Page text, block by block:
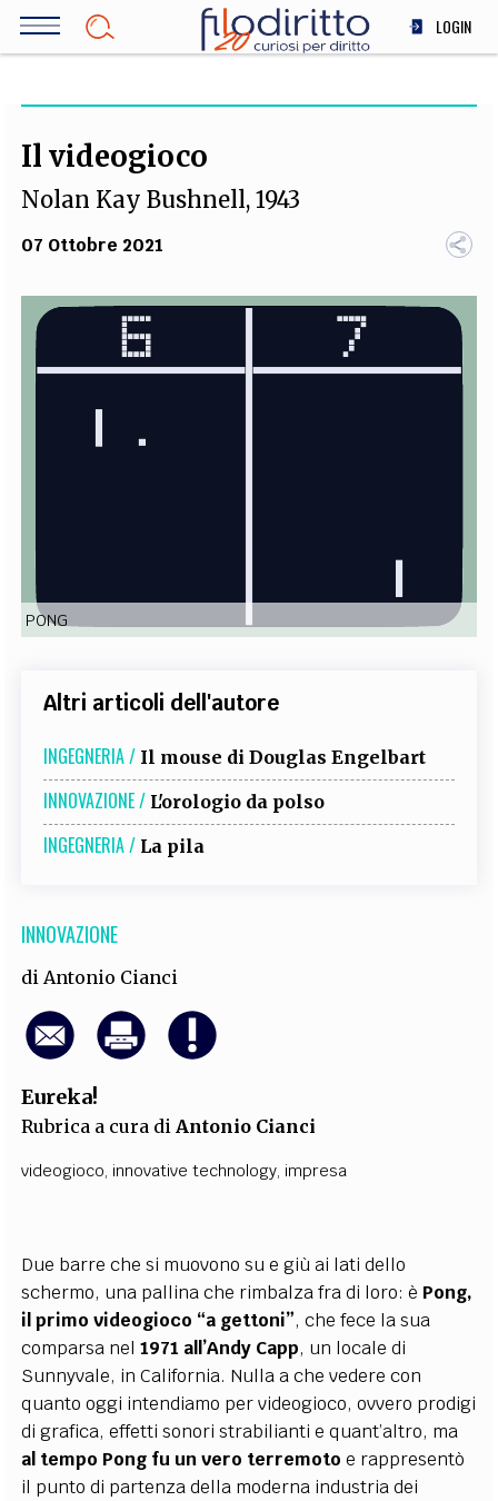
Salta
LOGIN
MEDICINA
SCIENZA
ALTRO
REDAZIONE
CONTATTI
SOCIAL MEDIA
Il videogioco
Nolan Kay Bushnell, 1943
07 Ottobre 2021
PONG
Altri articoli dell'autore
INGEGNERIA / Il mouse di Douglas Engelbart
INNOVAZIONE / L'orologio da polso
INGEGNERIA / La pila
INNOVAZIONE
di Antonio Cianci
Eureka!
Rubrica a cura di Antonio Cianci
videogioco, innovative technology, impresa
Due barre che si muovono su e giù ai lati dello
schermo, una pallina che rimbalza fra di loro: è Pong,
il primo videogioco “a gettoni”, che fece la sua
comparsa nel1971 all’Andy Capp, un locale di
Sunnyvale, in California. Nulla a che vedere con
quanto oggi intendiamo per videogioco, ovvero prodigi
di grafica, effetti sonori strabilianti e quant’altro, ma
al tempo Pong fu un vero terremoto e rappresentò
il punto di partenza della moderna industria dei